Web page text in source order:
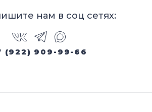
нам в соц сетях:
(922) 909-99-66